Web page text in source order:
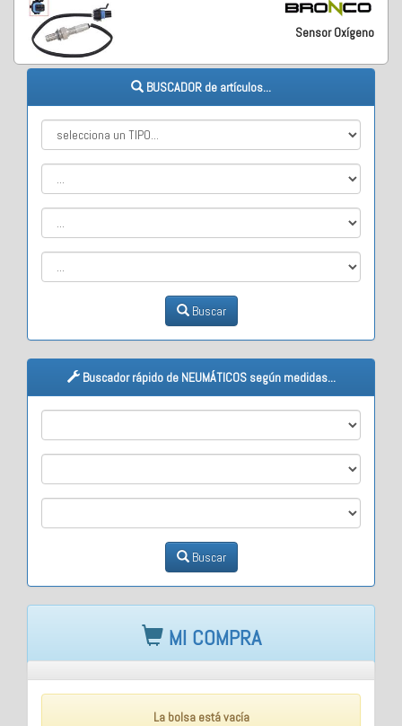
Sensor Oxígeno
BUSCADOR de artículos...
Buscar
Buscador rápido de NEUMÁTICOS según medidas...
Buscar
MI COMPRA
La bolsa está vacía